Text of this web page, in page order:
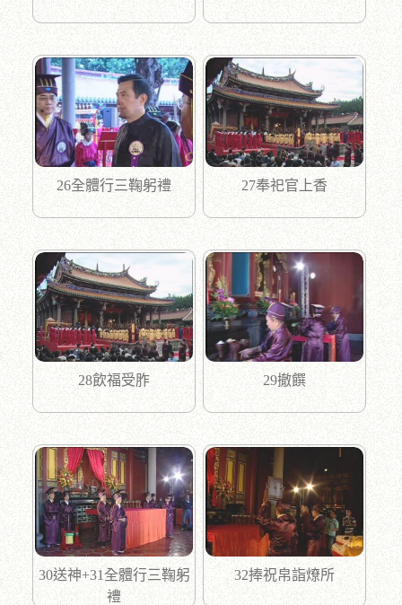
26全體行三鞠躬禮 27奉祀官上香
28飲福受胙 29撤饌
30送神+31全體行三鞠躬
禮
32捧祝帛詣燎所